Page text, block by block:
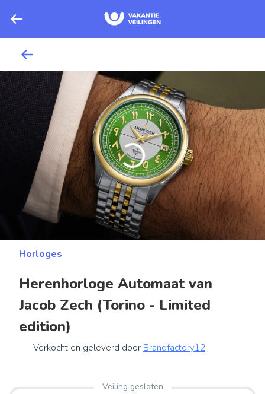
Horloges
Herenhorloge Automaat van
Jacob Zech (Torino - Limited
edition)
Verkocht en geleverd door Brandfactory12
Veiling gesloten